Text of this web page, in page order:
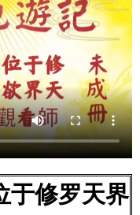
于修罗天界